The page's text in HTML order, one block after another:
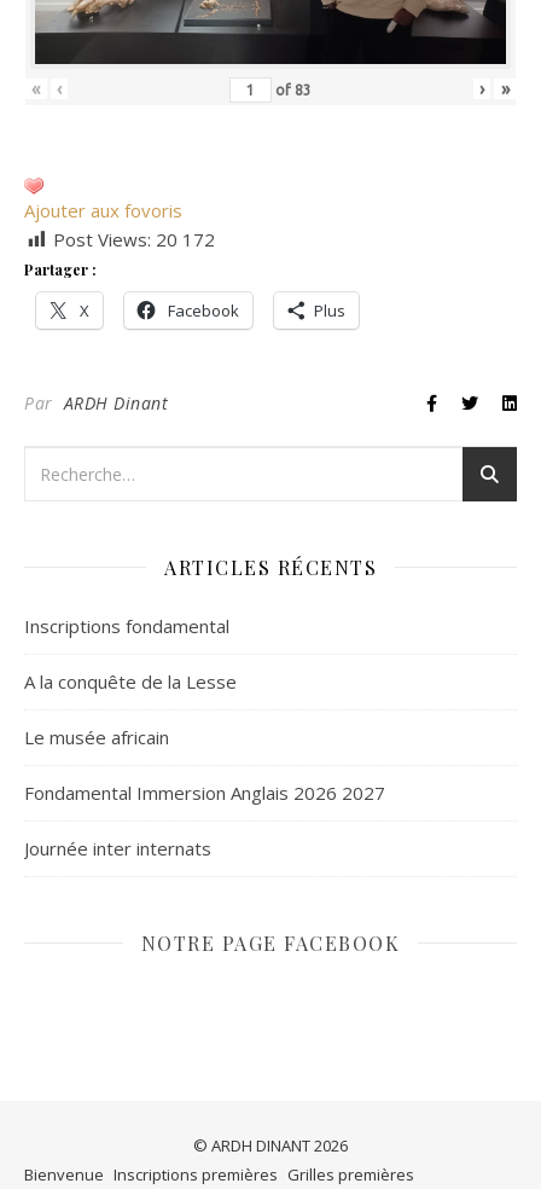
« ‹ of 83 › »
Ajouter aux fovoris
Post Views: 20 172
Partager :
X Facebook Plus
Par ARDH Dinant
ARTICLES RÉCENTS
Inscriptions fondamental
A la conquête de la Lesse
Le musée africain
Fondamental Immersion Anglais 2026 2027
Journée inter internats
NOTRE PAGE FACEBOOK
© ARDH DINANT 2026
Bienvenue Inscriptions premières Grilles premières